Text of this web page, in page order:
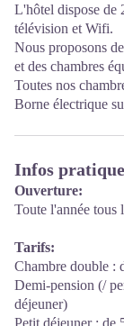
L'hôtel dispose de
télévision et Wifi.
Nous proposons
et des chambres
Toutes nos
Borne électrique
Infos
Ouverture:
Toute l'année tous
Tarifs:
Chambre double :
Demi-pension (/
déjeuner)
Petit déjeuner : de